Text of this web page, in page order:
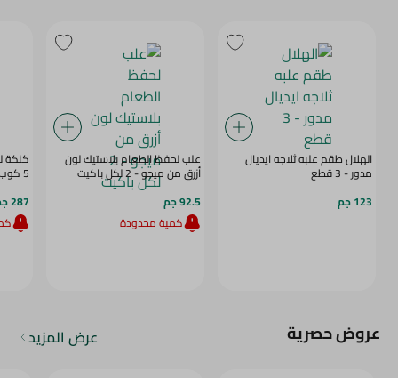
الهلال طقم علبه ثلاجه ايديال
مدور - 3 قطع
123 جم
علب لحفظ الطعام بلاستيك لون
أزرق من ميجو - 2 لكل باكيت
92.5 جم
كمية محدودة
كنكة
5 كوب -قطعة
287 جم
عروض حصرية عرض المزيد